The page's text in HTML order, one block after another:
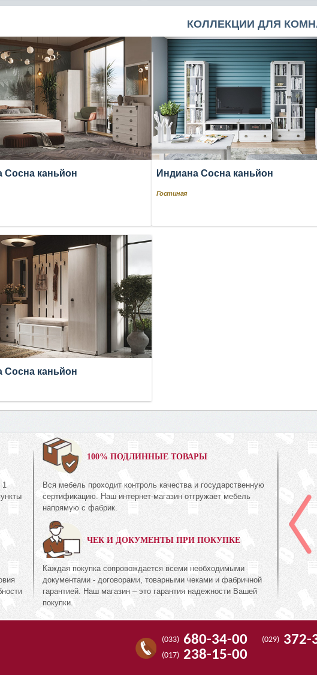
КОЛЛЕКЦИИ ДЛЯ
Сосна каньйон Индиана Сосна каньйон
Гостиная
Сосна каньйон
100% ПОДЛИННЫЕ ТОВАРЫ
Вся мебель проходит контроль качества и государственную
сертификацию. Наш интернет-магазин отгружает мебель
напрямую с фабрик.
ЧЕК И ДОКУМЕНТЫ ПРИ ПОКУПКЕ
Каждая покупка сопровождается всеми необходимыми
документами - договорами, товарными чеками и фабричной
гарантией. Наш магазин – это гарантия надежности Вашей
покупки.
витриной (левый)
«Эстель Белый»
511
0%
Тумба 2Д
КМК 0738.25-02
Коллекция «Эстель Дуб
(033) 680-34-00 (029) 372-
(017) 238-15-00